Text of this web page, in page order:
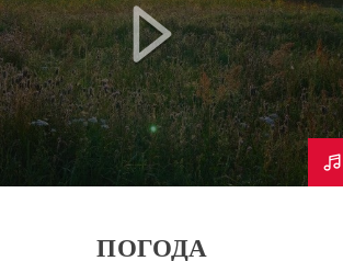
ПОГОДА